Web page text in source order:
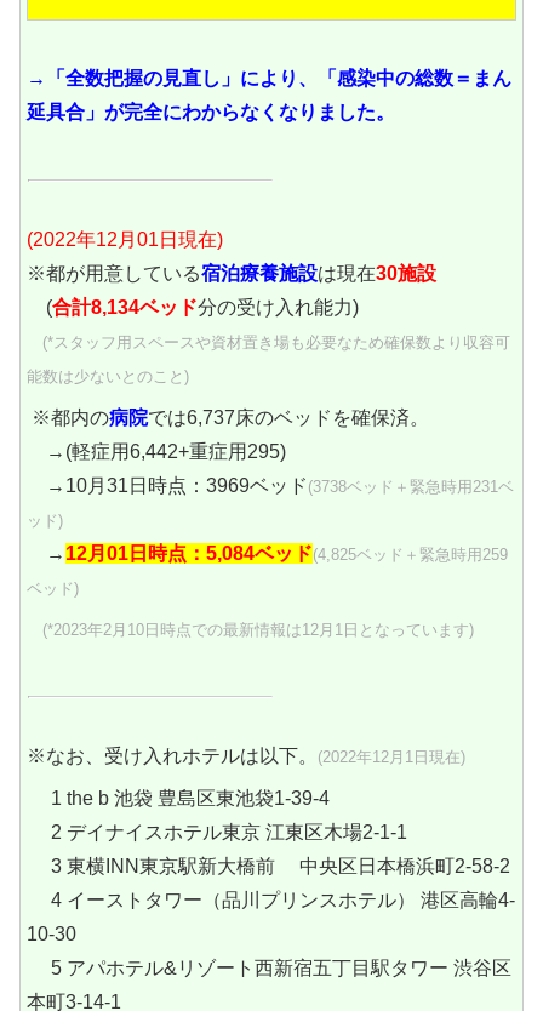
→「全数把握の見直し」により、「感染中の総数＝まん
延具合」が完全にわからなくなりました。
(2022年12月01日現在)
※都が用意している宿泊療養施設は現在30施設
(合計8,134ベッド分の受け入れ能力)
(*スタッフ用スペースや資材置き場も必要なため確保数より収容可
能数は少ないとのこと)
※都内の病院では6,737床のベッドを確保済。
→(軽症用6,442+重症用295)
→10月31日時点：3969ベッド (3738ベッド＋緊急時用231ベ
ッド)
→ 12月01日時点：5,084ベッド(4,825ベッド＋緊急時用259
ベッド)
(*2023年2月10日時点での最新情報は12月1日となっています)
※なお、受け入れホテルは以下。 (2022年12月1日現在)
1 the b 池袋 豊島区東池袋1-39-4
2 デイナイスホテル東京 江東区木場2-1-1
3 東横INN東京駅新大橋前 中央区日本橋浜町2-58-2
4 イーストタワー（品川プリンスホテル） 港区高輪4-
10-30
5 アパホテル&リゾート西新宿五丁目駅タワー 渋谷区
本町3-14-1